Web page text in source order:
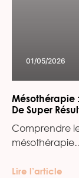
01/05/2026
Mésothérapie
De Super
Comprendre
Lire l’article